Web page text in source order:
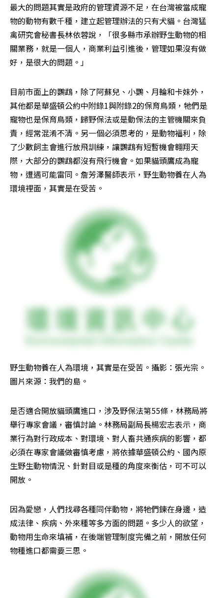
最大的問題其實是政府的管理資源不足，在台灣被當成寵
物的動物有數千種，建立起管理辦法的只有犬貓。台灣猛
禽研究會秘書長林依蓉說，「很多縣市承辦野生動物的相
關業務，就是一個人，商業利益引進後，管理如果沒有做
好，是很大的問題。」
目前市面上的鸚鵡，除了阿蘇兒、小鸚、月輪和卡妹外，
其他都是華盛頓公約中附錄1與附錄2的保育鳥類，牠們是
寵物也是保育鳥類，歸野保法或是動保法的主管機關來負
責，經常混淆不清。另一個必須思考的，是動物福利，除
了少數飼主會進行放飛訓練，讓鸚鵡有短暫機會翱翔天
際，大部分的鸚鵡都沒有飛行機會。如果貓頭鷹成為寵
物，遭遇可能雷同。詹芳澤醫師表示，野生動物養在人為
環境裡面，其實是在受苦。
野生動物養在人為環境，其實是在受苦。攝影：張光宗。
圖片來源：我們的島。
是否適合開放貓頭鷹進口，涉及野保法第55條，林務局將
舉行專家會議，審慎討論。林務局副局長楊宏志表示，商
業行為對行政成本、對環境、對人畜共通疾病的影響，都
必須在專家會議做審慎考慮，將依據華盛頓公約、國內原
生野生動物情況、針對目或是種的角度來衡估，可不可以
開放。
因為愛戀，人們找尋各種同伴動物，將牠們鍊在身邊，造
成法律、疾病、外來種等多方面的問題。多少人的欲望，
動物用生命來填補，在後端管理制度完備之前，開放任何
物種進口都需要三思。